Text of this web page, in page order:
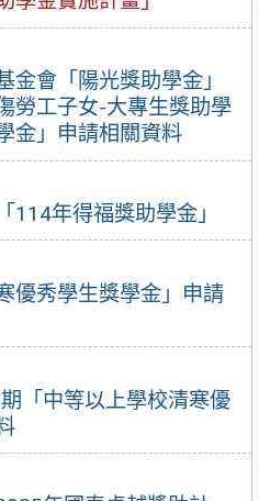
金會「陽光獎助學金」
勞工子女-大專生獎助學
金」申請相關資料
114年得福獎助學金」
優秀學生獎學金」申請
「中等以上學校清寒優